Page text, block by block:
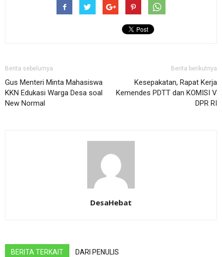
Berita sebelumya
Gus Menteri Minta Mahasiswa
KKN Edukasi Warga Desa soal
New Normal
Berita berikutnya
Kesepakatan, Rapat Kerja
Kemendes PDTT dan KOMISI V
DPR RI
DesaHebat
BERITA TERKAIT DARI PENULIS